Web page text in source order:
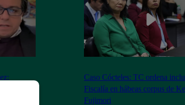
Caso Cócteles: TC ordena
Fiscalía en hábeas corpus de
Fujimori